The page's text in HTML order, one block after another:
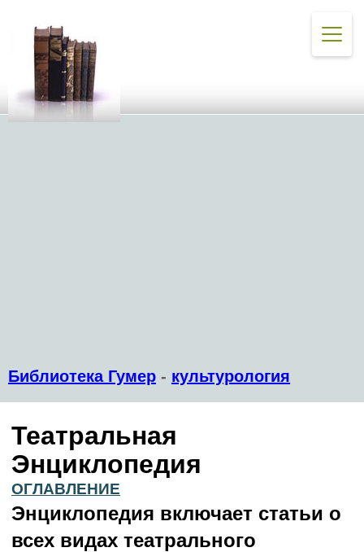
Библиотека Гумер - культурология
Театральная
Энциклопедия
ОГЛАВЛЕНИЕ
Энциклопедия включает статьи о
всех видах театрального